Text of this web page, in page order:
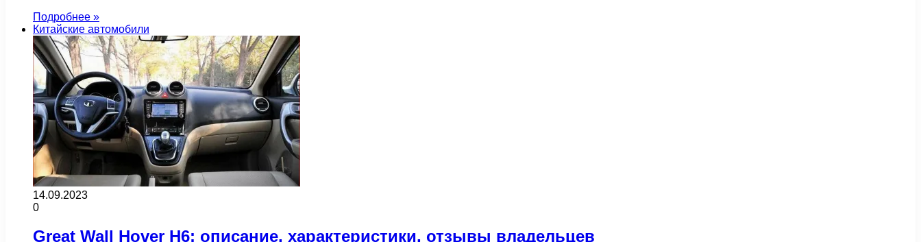
Подробнее »
Китайские автомобили
14.09.2023
0
Great Wall Hover H6: описание, характеристики, отзывы владельцев